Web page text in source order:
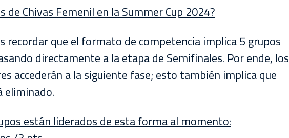
de Chivas Femenil en la Summer Cup 2024?
recordar que el formato de competencia implica 5 grupos
directamente a la etapa de Semifinales. Por ende, los
accederán a la siguiente fase; esto también implica que
eliminado.
están liderados de esta forma al momento: